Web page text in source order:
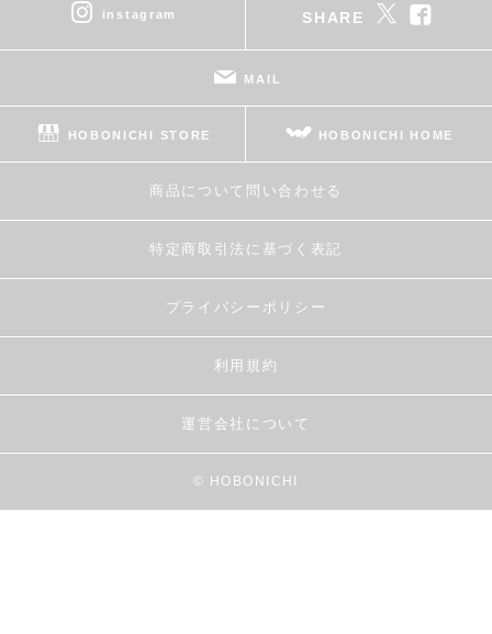
instagram SHARE
MAIL
HOBONICHI STORE HOBONICHI HOME
商品について問い合わせる
特定商取引法に基づく表記
プライバシーポリシー
利用規約
運営会社について
© HOBONICHI